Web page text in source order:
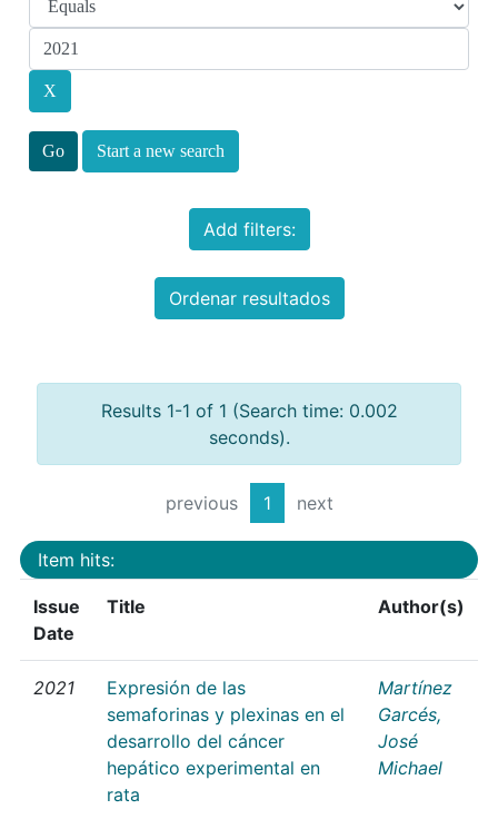
Start a new search
Add filters:
Ordenar resultados
Results 1-1 of 1 (Search time: 0.002
seconds).
previous 1 next
Item hits:
Issue
Date
Title Author(s)
2021
Expresión de las
semaforinas y plexinas en el
desarrollo del cáncer
hepático experimental en
rata
Martínez
Garcés,
José
Michael